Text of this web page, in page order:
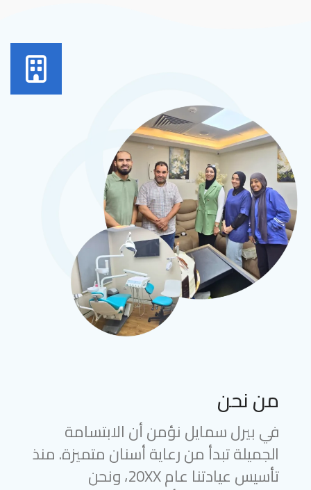
من نحن
في بيرل سمايل نؤمن أن الابتسامة
الجميلة تبدأ من رعاية أسنان متميزة. منذ
تأسيس عيادتنا عام 20XX، ونحن